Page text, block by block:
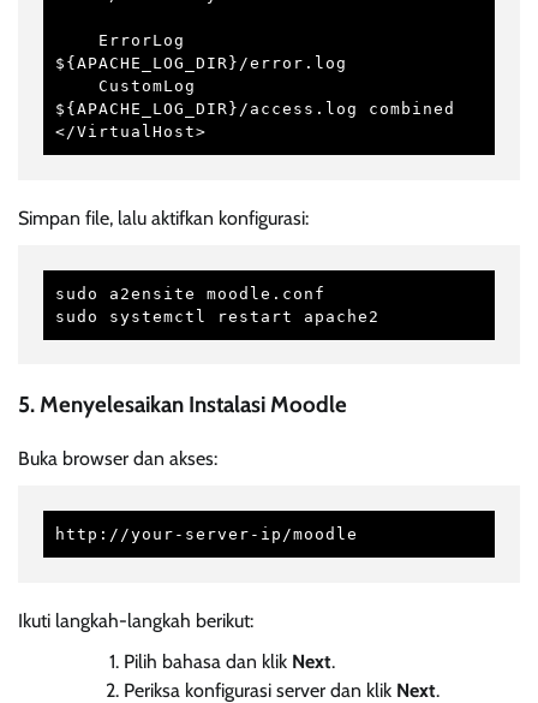
${APACHE_LOG_DIR}/error.log
${APACHE_LOG_DIR}/access.log combined
</VirtualHost>
Simpan file, lalu aktifkan konfigurasi:
sudo a2ensite moodle.conf
sudo systemctl restart apache2
5. Menyelesaikan Instalasi Moodle
Buka browser dan akses:
http://your-server-ip/moodle
Ikuti langkah-langkah berikut:
Pilih bahasa dan klik Next.
Periksa konfigurasi server dan klik Next.